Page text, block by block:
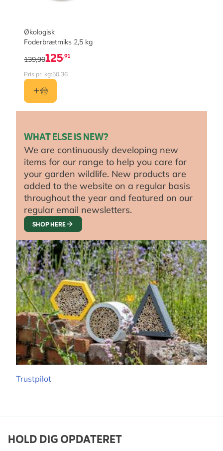
Økologisk
Foderbrætmiks 2,5 kg
125,91
139,90
Pris pr. kg:50,36
WHAT ELSE IS NEW?
We are continuously developing new
items for our range to help you care for
your garden wildlife. New products are
added to the website on a regular basis
throughout the year and featured on our
regular email newsletters.
SHOP HERE
Trustpilot
HOLD DIG OPDATERET